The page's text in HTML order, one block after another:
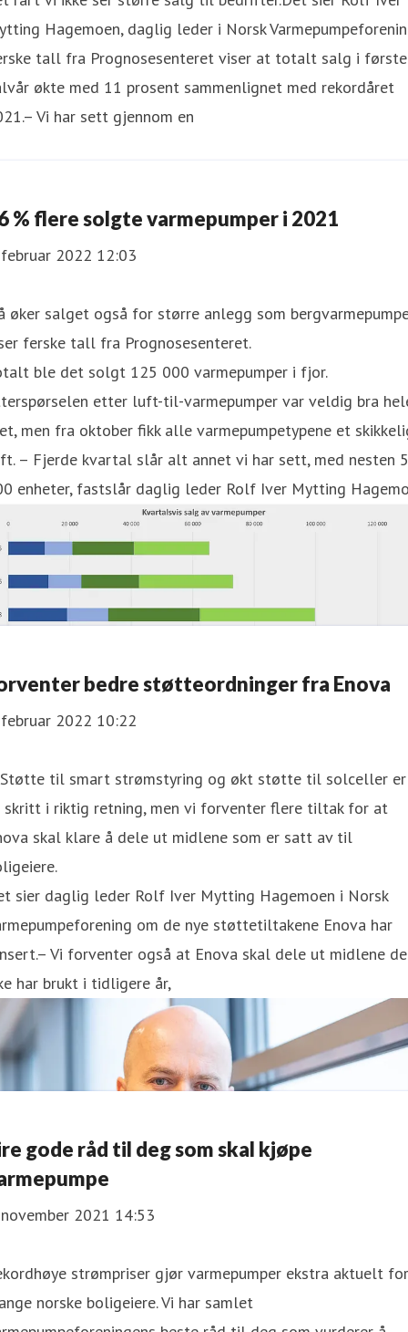
Hagemoen, daglig leder i Norsk
tall fra Prognosesenteret viser at totalt salg i første
økte med 11 prosent sammenlignet med rekordåret
Vi har sett gjennom en
% flere solgte varmepumper i 2021
2022 12:03
øker salget også for større anlegg som
ferske tall fra Prognosesenteret.
ble det solgt 125 000 varmepumper i fjor.
etter luft-til-varmepumper var veldig bra
men fra oktober fikk alle varmepumpetypene et
– Fjerde kvartal slår alt annet vi har sett, med nesten
enheter, fastslår daglig leder Rolf Iver Mytting
bedre støtteordninger fra Enova
2022 10:22
til smart strømstyring og økt støtte til solceller er
skritt i riktig retning, men vi forventer flere tiltak for at
skal klare å dele ut midlene som er satt av til
sier daglig leder Rolf Iver Mytting Hagemoen i Norsk
om de nye støttetiltakene Enova har
Vi forventer også at Enova skal dele ut midlene de
har brukt i tidligere år,
gode råd til deg som skal kjøpe
2021 14:53
strømpriser gjør varmepumper ekstra aktuelt for
norske boligeiere. Vi har samlet